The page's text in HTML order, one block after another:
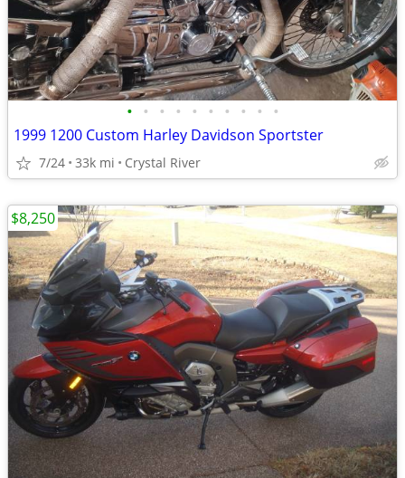
• • • • • • • • • •
1999 1200 Custom Harley Davidson Sportster
7/24 33k mi Crystal River
$8,250